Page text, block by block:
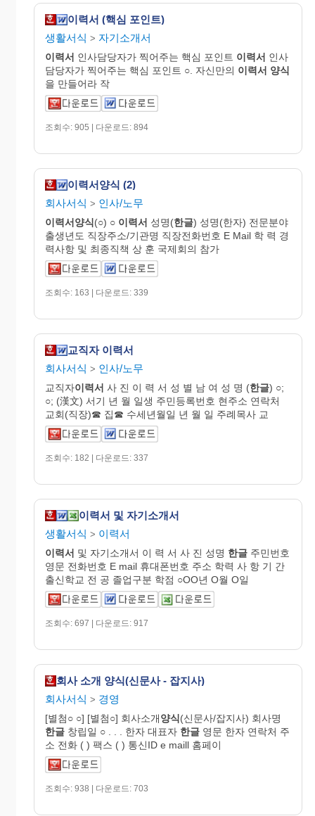
이력서 (핵심 포인트)
생활서식 > 자기소개서
이력서 인사담당자가 찍어주는 핵심 포인트 이력서 인사
담당자가 찍어주는 핵심 포인트 ○. 자신만의 이력서 양식
을 만들어라 작
조회수: 905 | 다운로드: 894
이력서양식 (2)
회사서식 > 인사/노무
이력서양식(○) ○ 이력서 성명(한글) 성명(한자) 전문분야
출생년도 직장주소/기관명 직장전화번호 E Mail 학 력 경
력사항 및 최종직책 상 훈 국제회의 참가
조회수: 163 | 다운로드: 339
교직자 이력서
회사서식 > 인사/노무
교직자이력서 사 진 이 력 서 성 별 남 여 성 명 (한글) ○;
○; (漢文) 서기 년 월 일생 주민등록번호 현주소 연락처
교회(직장)☎ 집☎ 수세년월일 년 월 일 주례목사 교
조회수: 182 | 다운로드: 337
이력서 및 자기소개서
생활서식 > 이력서
이력서 및 자기소개서 이 력 서 사 진 성명 한글 주민번호
영문 전화번호 E mail 휴대폰번호 주소 학력 사 항 기 간
출신학교 전 공 졸업구분 학점 ○OO년 O월 O일
조회수: 697 | 다운로드: 917
회사 소개 양식(신문사 - 잡지사)
회사서식 > 경영
[별첨○ ○] [별첨○] 회사소개양식(신문사/잡지사) 회사명
한글 창립일 ○ . . . 한자 대표자 한글 영문 한자 연락처 주
소 전화 ( ) 팩스 ( ) 통신ID e maill 홈페이
조회수: 938 | 다운로드: 703